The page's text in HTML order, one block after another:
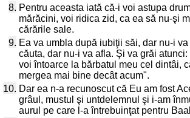
8. Pentru aceasta iată că-i voi astupa
mărăcini, voi ridica zid, ca ea să nu-şi
cărările sale.
9. Ea va umbla după iubiţii săi, dar nu-i
căuta, dar nu-i va afla. Şi va grăi
voi întoarce la bărbatul meu cel dintâi,
mergea mai bine decât acum".
10. Dar ea n-a recunoscut că Eu am fost
grâul, mustul şi untdelemnul şi i-am
aurul pe care l-a întrebuinţat pentru